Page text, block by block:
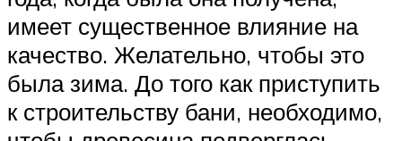
имеет существенное влияние на
качество. Желательно, чтобы это
была зима. До того как приступить
к строительству бани, необходимо,